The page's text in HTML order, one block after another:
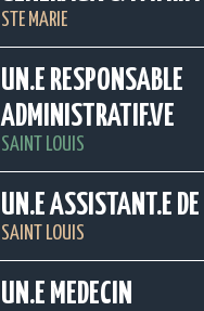
STE MARIE
UN.E RESPONSABLE
ADMINISTRATIF.VE
SAINT LOUIS
UN.E ASSISTANT.E
SAINT LOUIS
UN.E MEDECIN